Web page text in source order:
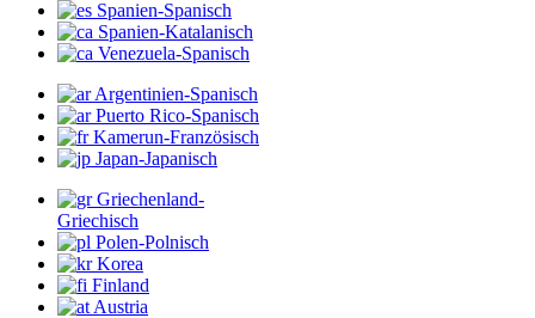
Spanien-Spanisch
Spanien-Katalanisch
Venezuela-Spanisch
Argentinien-Spanisch
Puerto Rico-Spanisch
Kamerun-Französisch
Japan-Japanisch
Griechenland-
Griechisch
Polen-Polnisch
Korea
Finland
Austria